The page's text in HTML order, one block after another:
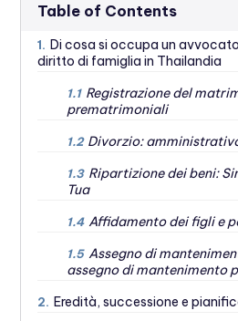
Table of Contents
1. Di cosa si occupa un
diritto di famiglia in Thailandia
1.1 Registrazione del
prematrimoniali
1.2 Divorzio:
1.3 Ripartizione dei beni:
Tua
1.4 Affidamento dei figli e
1.5 Assegno di
assegno di mantenimento
2. Eredità, successione e